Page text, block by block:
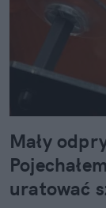
Mały
uratować